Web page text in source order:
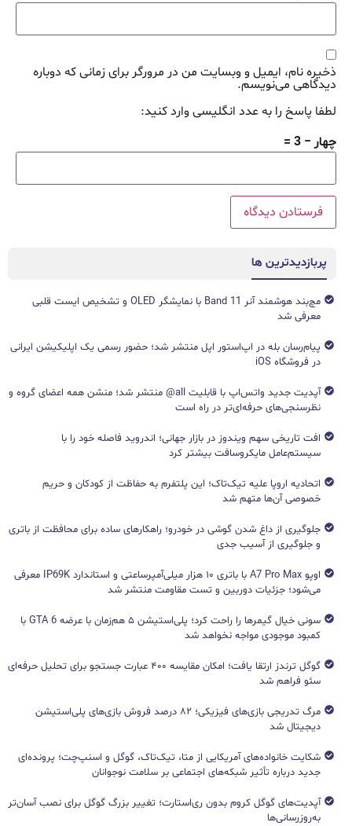
ذخیره نام، ایمیل و وبسایت من در مرورگر برای زمانی که دوباره
دیدگاهی می‌نویسم.
لطفا پاسخ را به عدد انگلیسی وارد کنید:
چهار − 3 =
پربازدیدترین ها
مچ‌بند هوشمند آنر Band 11 با نمایشگر OLED و تشخیص ایست قلبی
معرفی شد
پیام‌رسان بله در اپ‌استور اپل منتشر شد؛ حضور رسمی یک اپلیکیشن ایرانی
در فروشگاه iOS
آپدیت جدید واتس‌اپ با قابلیت all@ منتشر شد؛ منشن همه اعضای گروه و
نظرسنجی‌های حرفه‌ای‌تر در راه است
افت تاریخی سهم ویندوز در بازار جهانی؛ اندروید فاصله خود را با
سیستم‌عامل مایکروسافت بیشتر کرد
اتحادیه اروپا علیه تیک‌تاک؛ این پلتفرم به حفاظت از کودکان و حریم
خصوصی آن‌ها متهم شد
جلوگیری از داغ شدن گوشی در خودرو؛ راهکارهای ساده برای محافظت از باتری
و جلوگیری از آسیب جدی
اوپو A7 Pro Max با باتری ۱۰ هزار میلی‌آمپرساعتی و استاندارد IP69K معرفی
می‌شود؛ جزئیات دوربین و تست مقاومت منتشر شد
سونی خیال گیمرها را راحت کرد؛ پلی‌استیشن ۵ هم‌زمان با عرضه GTA 6 با
کمبود موجودی مواجه نخواهد شد
گوگل ترندز ارتقا یافت؛ امکان مقایسه ۴۰۰ عبارت جستجو برای تحلیل حرفه‌ای
سئو فراهم شد
مرگ تدریجی بازی‌های فیزیکی؛ ۸۲ درصد فروش بازی‌های پلی‌استیشن
دیجیتال شد
شکایت خانواده‌های آمریکایی از متا، تیک‌تاک، گوگل و اسنپ‌چت؛ پرونده‌ای
جدید درباره تأثیر شبکه‌های اجتماعی بر سلامت نوجوانان
آپدیت‌های گوگل کروم بدون ری‌استارت؛ تغییر بزرگ گوگل برای نصب آسان‌تر
به‌روزرسانی‌ها